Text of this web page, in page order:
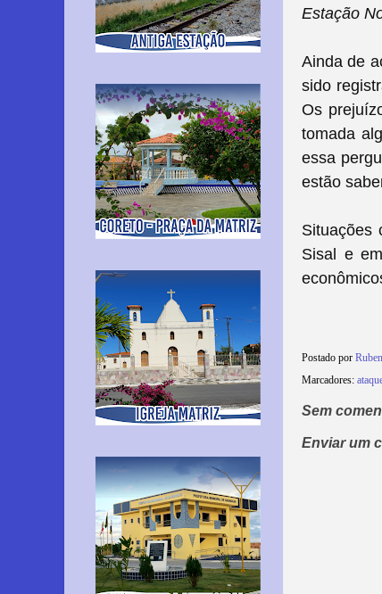
Estação
Ainda de
sido
Os
tomada
essa
estão
Situações
Sisal e
Postado por
Marcadores:
Sem
Enviar um